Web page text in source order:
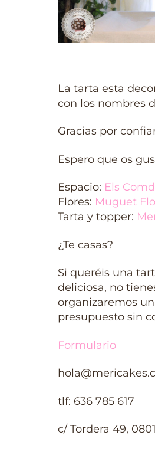
La tarta esta
con los nombres
Gracias por
Espero que os
Espacio: Els
Flores: Muguet
Tarta y topper:
¿Te casas?
Si queréis una
deliciosa, no
organizaremos
presupuesto sin
Formulario
tlf: 636 785 617
c/ Tordera 49,